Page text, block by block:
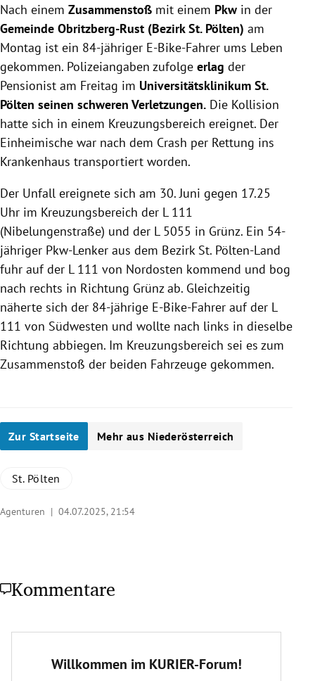
Untermenü
Untermenü
Nach einem Zusammenstoß mit einem Pkw in der
Gemeinde Obritzberg-Rust (Bezirk St. Pölten) am
Montag ist ein 84-jähriger E-Bike-Fahrer ums Leben
gekommen. Polizeiangaben zufolge erlag der
Pensionist am Freitag im Universitätsklinikum St.
Pölten seinen schweren Verletzungen. Die Kollision
hatte sich in einem Kreuzungsbereich ereignet. Der
Einheimische war nach dem Crash per Rettung ins
Krankenhaus transportiert worden.
Der Unfall ereignete sich am 30. Juni gegen 17.25
Uhr im Kreuzungsbereich der L 111
(Nibelungenstraße) und der L 5055 in Grünz. Ein 54-
jähriger Pkw-Lenker aus dem Bezirk St. Pölten-Land
fuhr auf der L 111 von Nordosten kommend und bog
nach rechts in Richtung Grünz ab. Gleichzeitig
näherte sich der 84-jährige E-Bike-Fahrer auf der L
111 von Südwesten und wollte nach links in dieselbe
Richtung abbiegen. Im Kreuzungsbereich sei es zum
Zusammenstoß der beiden Fahrzeuge gekommen.
Zur Startseite Mehr aus Niederösterreich
St. Pölten
Agenturen | 04.07.2025, 21:54
Kommentare